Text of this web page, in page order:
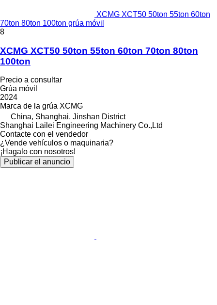
XCMG XCT50 50ton 55ton 60ton
70ton 80ton 100ton grúa móvil
8
XCMG XCT50 50ton 55ton 60ton 70ton 80ton
100ton
Precio a consultar
Grúa móvil
2024
Marca de la grúa XCMG
China, Shanghai, Jinshan District
Shanghai Lailei Engineering Machinery Co.,Ltd
Contacte con el vendedor
¿Vende vehículos o maquinaria?
¡Hagalo con nosotros!
Publicar el anuncio